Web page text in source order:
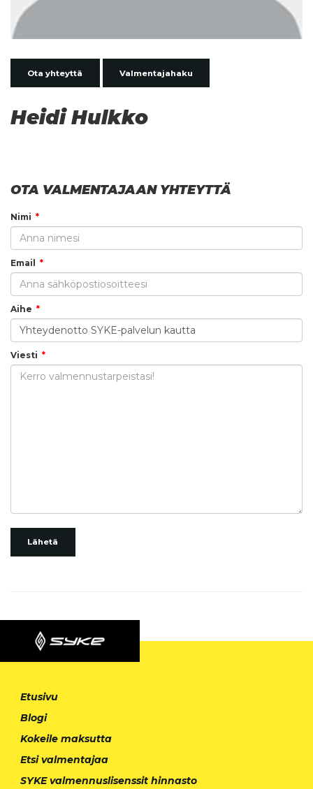
Ota yhteyttä Valmentajahaku
Heidi Hulkko
OTA VALMENTAJAAN YHTEYTTÄ
Nimi
Email
Aihe
Viesti
Lähetä
Etusivu
Blogi
Kokeile maksutta
Etsi valmentajaa
SYKE valmennuslisenssit hinnasto